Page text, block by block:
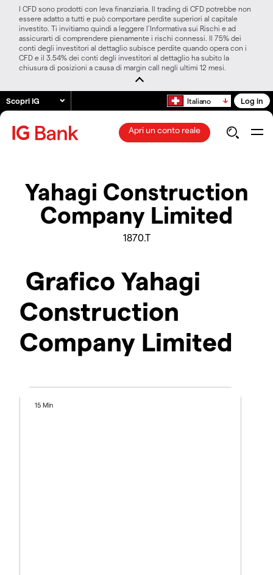
I CFD sono prodotti con leva finanziaria. Il trading di CFD potrebbe non
essere adatto a tutti e può comportare perdite superiori al capitale
investito. Ti invitiamo quindi a leggere l’Informativa sui Rischi e ad
assicurarti di comprendere pienamente i rischi connessi. Il 75% dei
conti degli investitori al dettaglio subisce perdite quando opera con i
CFD e il 3.54% dei conti degli investitori al dettaglio ha subito la
chiusura di posizioni a causa di margin call negli ultimi 12 mesi.
Scopri IG Italiano Log in
Apri un conto reale
Yahagi Construction
Company Limited
1870.T
Grafico Yahagi
Construction
Company Limited
15 Min